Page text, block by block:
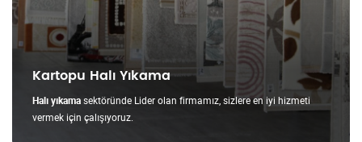
Kartopu Halı Yıkama
Halı yıkamasektöründe Lider olan firmamız, sizlere en iyi hizmeti
vermek için çalışıyoruz.